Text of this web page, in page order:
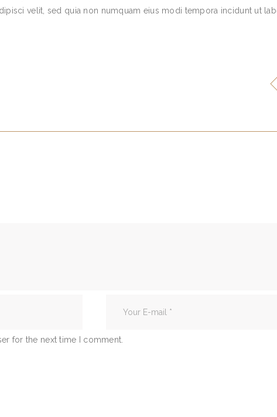
velit, sed quia non numquam eius modi tempora incidunt ut
for the next time I comment.